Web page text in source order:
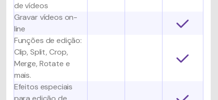
de vídeos
Gravar vídeos on-
line
Funções de edição:
Clip, Split, Crop,
Merge, Rotate e
mais.
Efeitos especiais